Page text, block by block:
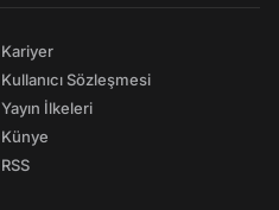
Kariyer
Kullanıcı Sözleşmesi
Yayın İlkeleri
Künye
RSS